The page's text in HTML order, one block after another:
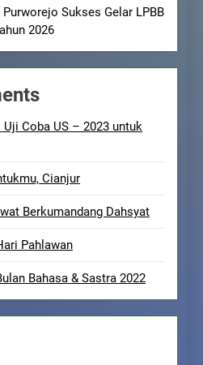
Sukses Gelar LPBB
2026
Uji Coba US – 2023 untuk
Cianjur
Berkumandang Dahsyat
Pahlawan
Bahasa & Sastra 2022